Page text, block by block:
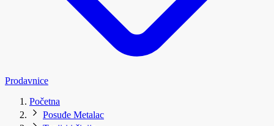
Prodavnice
Početna
Posuđe Metalac